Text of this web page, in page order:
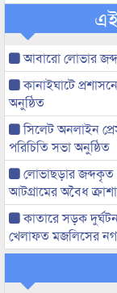
আবারো লোভার
কানাইঘাটে
অনুষ্ঠিত
সিলেট অনলাইন
পরিচিতি সভা অনুষ্ঠিত
লোভাছড়ার জব্দকৃত
আটগ্রামের অবৈধ
কাতারে সড়ক
খেলাফত মজলিসের